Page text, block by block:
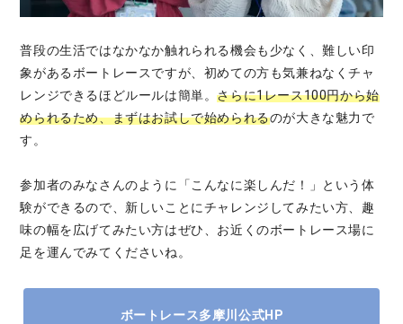
普段の生活ではなかなか触れられる機会も少なく、難しい印
象があるボートレースですが、初めての方も気兼ねなくチャ
レンジできるほどルールは簡単。さらに1レース100円から始
められるため、まずはお試しで始められるのが大きな魅力で
す。
参加者のみなさんのように「こんなに楽しんだ！」という体
験ができるので、新しいことにチャレンジしてみたい方、趣
味の幅を広げてみたい方はぜひ、お近くのボートレース場に
足を運んでみてくださいね。
ボートレース多摩川公式HP